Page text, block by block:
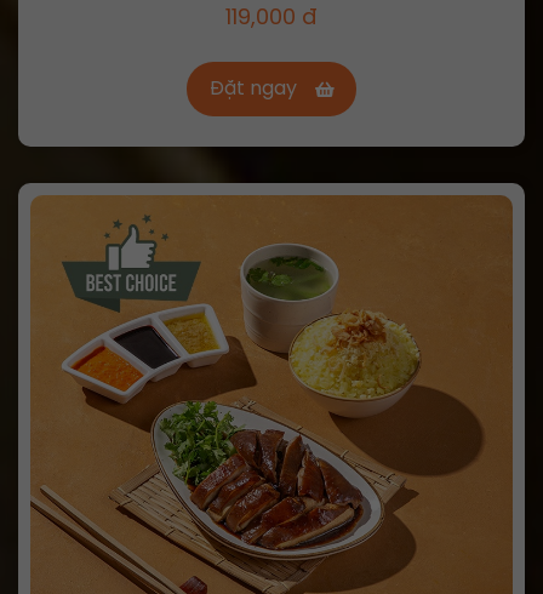
119,000 đ
Đặt ngay